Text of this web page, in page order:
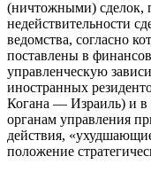
(ничтожными) сделок,
недействительности
ведомства, согласно
поставлены в
управленческую
иностранных
Когана — Израиль) и в
органам управления
действия,
положение